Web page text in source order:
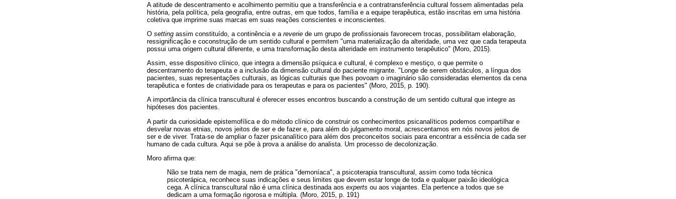
A atitude de descentramento e acolhimento permitiu que a transferência e a contratransferência cultural fossem alimentadas pela
história, pela política, pela geografia, entre outras, em que todos, família e a equipe terapêutica, estão inscritas em uma história
coletiva que imprime suas marcas em suas reações conscientes e inconscientes.
O setting assim constituído, a continência e a reverie de um grupo de profissionais favorecem trocas, possibilitam elaboração,
ressignificação e coconstrução de um sentido cultural e permitem "uma materialização da alteridade, uma vez que cada terapeuta
possui uma origem cultural diferente, e uma transformação desta alteridade em instrumento terapêutico" (Moro, 2015).
Assim, esse dispositivo clínico, que integra a dimensão psíquica e cultural, é complexo e mestiço, o que permite o
descentramento do terapeuta e a inclusão da dimensão cultural do paciente migrante. "Longe de serem obstáculos, a língua dos
pacientes, suas representações culturais, as lógicas culturais que lhes povoam o imaginário são consideradas elementos da cena
terapêutica e fontes de criatividade para os terapeutas e para os pacientes" (Moro, 2015, p. 190).
A importância da clínica transcultural é oferecer esses encontros buscando a construção de um sentido cultural que integre as
hipóteses dos pacientes.
A partir da curiosidade epistemofílica e do método clínico de construir os conhecimentos psicanalíticos podemos compartilhar e
desvelar novas etnias, novos jeitos de ser e de fazer e, para além do julgamento moral, acrescentamos em nós novos jeitos de
ser e de viver. Trata-se de ampliar o fazer psicanalítico para além dos preconceitos sociais para encontrar a essência de cada ser
humano de cada cultura. Aqui se põe à prova a análise do analista. Um processo de decolonização.
Moro afirma que:
Não se trata nem de magia, nem de prática "demoníaca", a psicoterapia transcultural, assim como toda técnica
psicoterápica, reconhece suas indicações e seus limites que devem estar longe de toda e qualquer paixão ideológica
cega. A clínica transcultural não é uma clínica destinada aos experts ou aos viajantes. Ela pertence a todos que se
dedicam a uma formação rigorosa e múltipla. (Moro, 2015, p. 191)